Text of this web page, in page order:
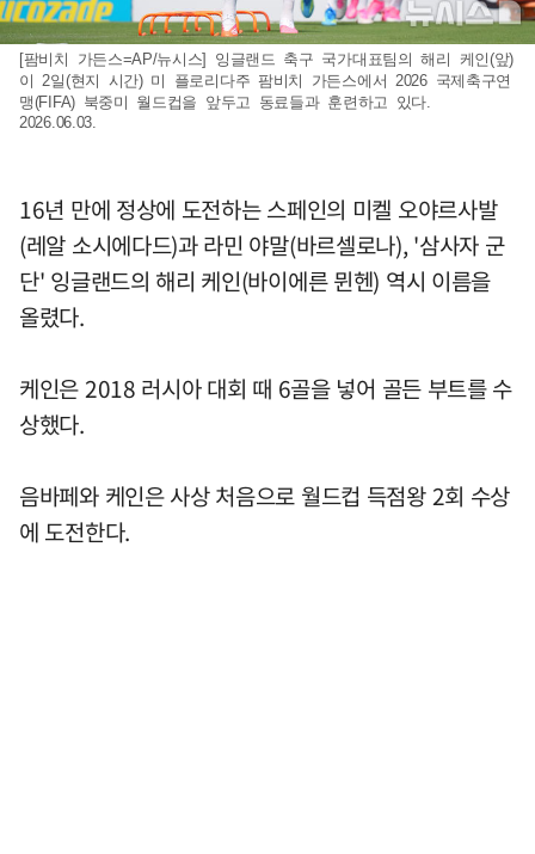
[팜비치 가든스=AP/뉴시스] 잉글랜드 축구 국가대표팀의 해리 케인(앞)
이 2일(현지 시간) 미 플로리다주 팜비치 가든스에서 2026 국제축구연
맹(FIFA) 북중미 월드컵을 앞두고 동료들과 훈련하고 있다.
2026.06.03.
16년 만에 정상에 도전하는 스페인의 미켈 오야르사발
(레알 소시에다드)과 라민 야말(바르셀로나), '삼사자 군
단' 잉글랜드의 해리 케인(바이에른 뮌헨) 역시 이름을
올렸다.
케인은 2018 러시아 대회 때 6골을 넣어 골든 부트를 수
상했다.
음바페와 케인은 사상 처음으로 월드컵 득점왕 2회 수상
에 도전한다.